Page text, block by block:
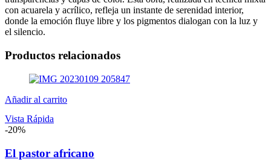
con acuarela y acrílico, refleja un instante de serenidad interior,
donde la emoción fluye libre y los pigmentos dialogan con la luz y
el silencio.
Productos relacionados
Añadir al carrito
Vista Rápida
-20%
El pastor africano